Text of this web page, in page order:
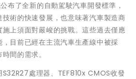
布了全新的自動駕駛汽車開發標準，
術的快速發展，也意味著汽車製造商
上須面對嚴峻的挑戰。這些過去僅應
目前已經在主流汽車生產線中被採
間的需求。
處理器、TEF810x CMOS收發